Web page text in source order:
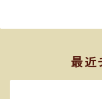
最近